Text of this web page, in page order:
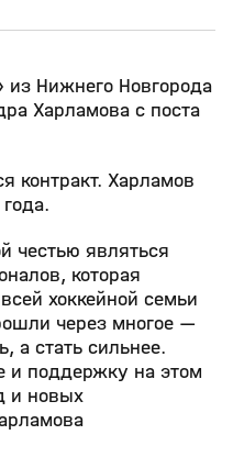
из Нижнего Новгорода
Харламова с поста
контракт. Харламов
честью являться
которая
хоккейной семьи
через многое —
а стать сильнее.
и поддержку на этом
и новых